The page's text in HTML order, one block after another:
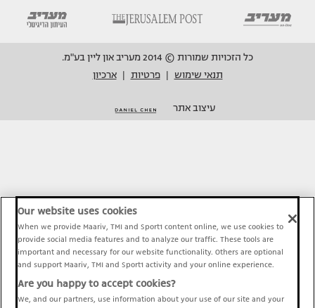
כל הזכויות שמורות © 2014 מעריב און ליין בע"מ.
תנאי שימוש
פרטיות ארכיון
עיצוב אתר
Our website uses cookies
When we provide Maariv, TMI and Sport1 content online, we use cookies to
provide social media features and to analyze our traffic. These tools are
important and necessary for our website functionality. Others are optional
and support Maariv, TMI and Sport1 activity and your online experience.
Are you happy to accept cookies?
We, and our partners, use information about your use of our site and your